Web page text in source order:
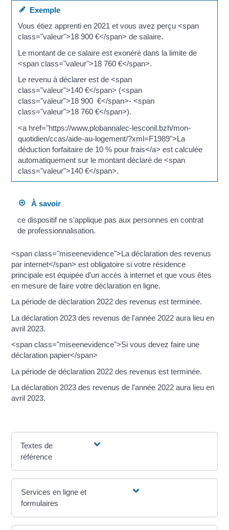
Exemple
Vous étiez apprenti en 2021 et vous avez perçu <span
class="valeur">18 900 €</span> de salaire.
Le montant de ce salaire est exonéré dans la limite de
<span class="valeur">18 760 €</span>.
Le revenu à déclarer est de <span
class="valeur">140 €</span> (<span
class="valeur">18 900 €</span>- <span
class="valeur">18 760 €</span>).
<a href="https://www.plobannalec-lesconil.bzh/mon-
quotidien/ccas/aide-au-logement/?xml=F1989">La
déduction forfaitaire de 10 % pour frais</a> est calculée
automatiquement sur le montant déclaré de <span
class="valeur">140 €</span>.
À savoir
ce dispositif ne s'applique pas aux personnes en contrat
de professionnalisation.
<span class="miseenevidence">La déclaration des revenus
par internet</span> est obligatoire si votre résidence
principale est équipée d'un accès à internet et que vous êtes
en mesure de faire votre déclaration en ligne.
La période de déclaration 2022 des revenus est terminée.
La déclaration 2023 des revenus de l'année 2022 aura lieu en
avril 2023.
<span class="miseenevidence">Si vous devez faire une
déclaration papier</span>
La période de déclaration 2022 des revenus est terminée.
La déclaration 2023 des revenus de l'année 2022 aura lieu en
avril 2023.
Textes de
référence
Services en ligne et
formulaires